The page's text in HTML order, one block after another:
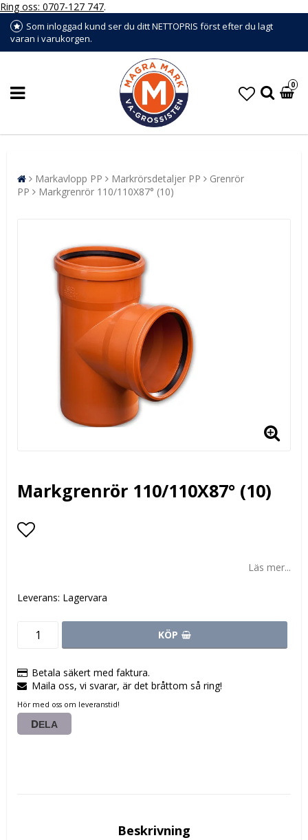
Ring oss: 0707-127 747.
Som inloggad kund ser du ditt NETTOPRIS först efter du lagt
varan i varukorgen.
0
Markavlopp PP Markrörsdetaljer PP
Grenrör
PP
Markgrenrör 110/110X87° (10)
Markgrenrör 110/110X87° (10)
Läs mer...
Leverans: Lagervara
KÖP
Betala säkert med faktura.
Maila oss, vi svarar, är det bråttom så ring!
Hör med oss om leveranstid!
DELA
Beskrivning